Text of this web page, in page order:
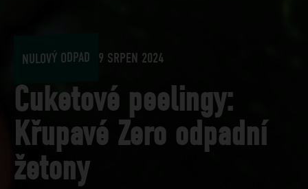
NULOVÝ ODPAD 9 SRPEN 2024
Cuketové peelingy:
Křupavé Zero odpadní
žetony